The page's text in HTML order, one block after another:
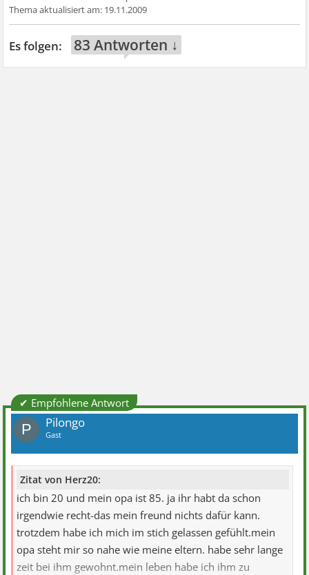
19.11.2009
83 Antworten ↓
✔ Empfohlene Antwort
P Pilongo
Gast
Zitat von Herz20:
ich bin 20 und mein opa ist 85. ja ihr habt da schon
irgendwie recht-das mein freund nichts dafür kann.
trotzdem habe ich mich im stich gelassen gefühlt.mein
opa steht mir so nahe wie meine eltern. habe sehr lange
zeit bei ihm gewohnt.mein leben habe ich ihm zu